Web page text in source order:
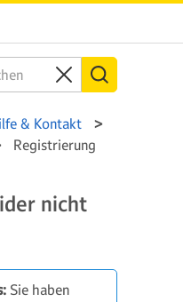
& Kontakt
Registrierung
nicht
Sie haben